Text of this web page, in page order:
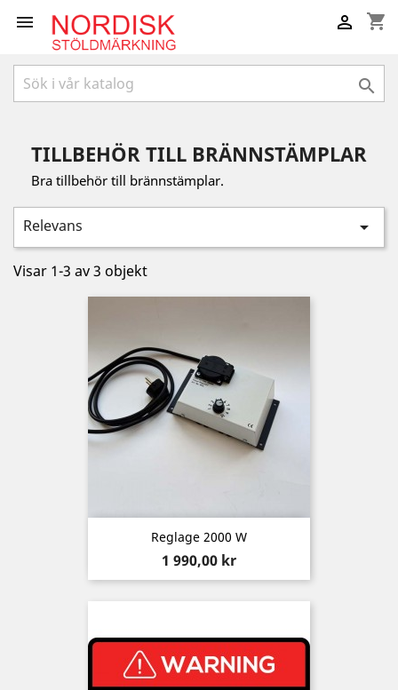
 shopping_cart


TILLBEHÖR TILL BRÄNNSTÄMPLAR
Bra tillbehör till brännstämplar.
Relevans 
Visar 1-3 av 3 objekt
Reglage 2000 W
Pris
1 990,00 kr